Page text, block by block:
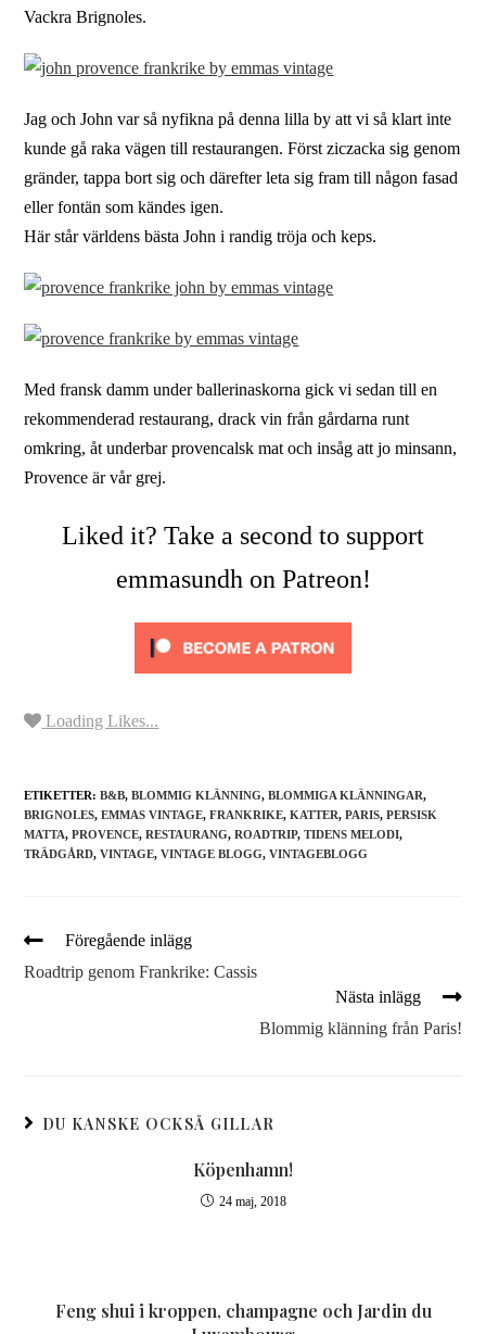
Vackra Brignoles.
Jag och John var så nyfikna på denna lilla by att vi så klart inte
kunde gå raka vägen till restaurangen. Först ziczacka sig genom
gränder, tappa bort sig och därefter leta sig fram till någon fasad
eller fontän som kändes igen.
Här står världens bästa John i randig tröja och keps.
Med fransk damm under ballerinaskorna gick vi sedan till en
rekommenderad restaurang, drack vin från gårdarna runt
omkring, åt underbar provencalsk mat och insåg att jo minsann,
Provence är vår grej.
Liked it? Take a second to support
emmasundh on Patreon!
Loading Likes...
ETIKETTER:B&B, BLOMMIG KLÄNNING, BLOMMIGA KLÄNNINGAR,
BRIGNOLES, EMMAS VINTAGE, FRANKRIKE, KATTER, PARIS, PERSISK
MATTA, PROVENCE, RESTAURANG, ROADTRIP, TIDENS MELODI,
TRÄDGÅRD, VINTAGE, VINTAGE BLOGG, VINTAGEBLOGG
Föregående inlägg
Roadtrip genom Frankrike: Cassis
Nästa inlägg
Blommig klänning från Paris!
DU KANSKE OCKSÅ GILLAR
Köpenhamn!
24 maj, 2018
Feng shui i kroppen, champagne och Jardin du